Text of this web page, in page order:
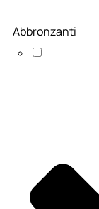
Abbronzanti